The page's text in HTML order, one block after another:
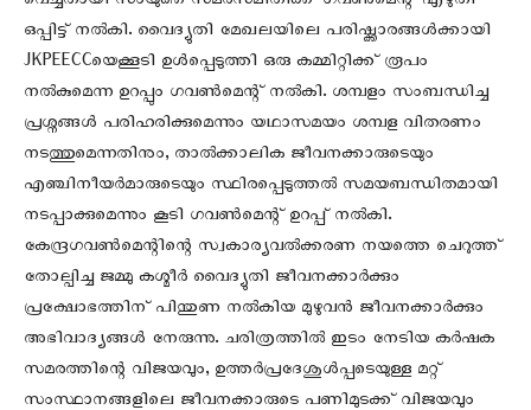
ഒപ്പിട്ട് നൽകി. വൈദ്യുതി മേഖലയിലെ പരിഷ്ക്കാരങ്ങൾക്കായി
JKPEECCയെക്കൂടി ഉൾപ്പെടുത്തി ഒരു കമ്മിറ്റിക്ക് രൂപം
നൽകുമെന്ന ഉറപ്പും ഗവൺമെന്റ് നൽകി. ശമ്പളം സംബന്ധിച്ച
പ്രശ്നങ്ങൾ പരിഹരിക്കുമെന്നും യഥാസമയം ശമ്പള വിതരണം
നടത്തുമെന്നതിനും, താൽക്കാലിക ജീവനക്കാരുടെയും
എഞ്ചിനീയർമാരുടെയും സ്ഥിരപ്പെടുത്തൽ സമയബന്ധിതമായി
നടപ്പാക്കുമെന്നും കൂടി ഗവൺമെന്റ് ഉറപ്പ് നൽകി.
കേന്ദ്രഗവൺമെന്റിന്റെ സ്വകാര്യവൽക്കരണ നയത്തെ ചെറുത്ത്
തോല്പിച്ച ജമ്മു കശ്മീർ വൈദ്യുതി ജീവനക്കാർക്കും
പ്രക്ഷോഭത്തിന് പിന്തുണ നൽകിയ മുഴുവന്‍ ജീവനക്കാര്‍ക്കും
അഭിവാദ്യങ്ങൾ നേരുന്നു. ചരിത്രത്തില്‍ ഇടം നേടിയ കര്‍ഷക
സമരത്തിന്റെ വിജയവും, ഉത്തര്‍പ്രദേശുള്‍പ്പടെയുള്ള മറ്റ്
സംസ്ഥാനങ്ങളിലെ ജീവനക്കാരുടെ പണിമുടക്ക് വിജയവും